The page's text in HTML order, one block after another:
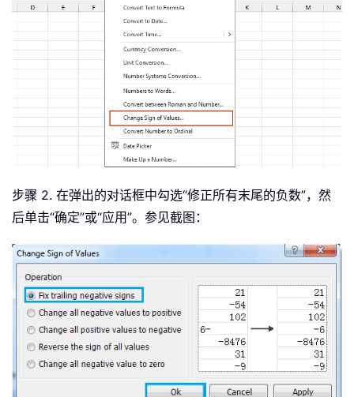
步骤 2. 在弹出的对话框中勾选“修正所有末尾的负数”，然
后单击“确定”或“应用”。参见截图：